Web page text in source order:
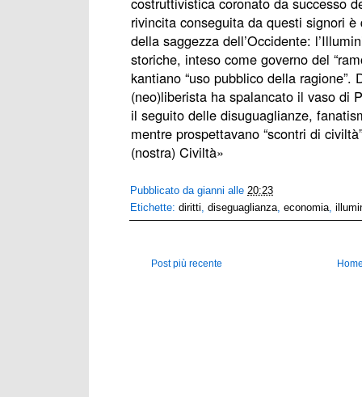
rivincita conseguita da questi signori
della saggezza dell’Occidente:
storiche, inteso come governo del
kantiano “uso pubblico della
(neo)liberista ha spalancato il vaso di
il seguito delle disuguaglianze,
mentre prospettavano “scontri di
(nostra) Civiltà»
Pubblicato dagianni alle20:23
Etichette:diritti,diseguaglianza,economia,
Post più recente